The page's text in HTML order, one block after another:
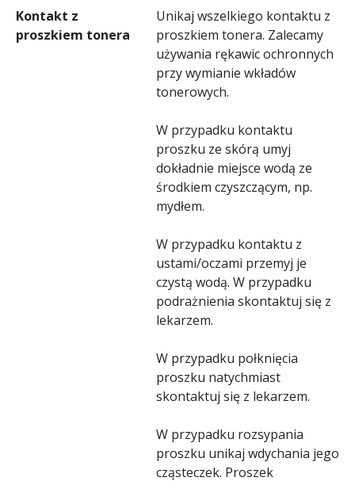
Kontakt z
proszkiem tonera
Unikaj wszelkiego kontaktu z
proszkiem tonera. Zalecamy
używania rękawic ochronnych
przy wymianie wkładów
tonerowych.
W przypadku kontaktu
proszku ze skórą umyj
dokładnie miejsce wodą ze
środkiem czyszczącym, np.
mydłem.
W przypadku kontaktu z
ustami/oczami przemyj je
czystą wodą. W przypadku
podrażnienia skontaktuj się z
lekarzem.
W przypadku połknięcia
proszku natychmiast
skontaktuj się z lekarzem.
W przypadku rozsypania
proszku unikaj wdychania jego
cząsteczek. Proszek